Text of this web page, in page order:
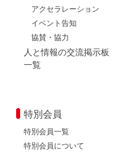
アクセラレーション
イベント告知
協賛・協力
人と情報の交流掲示板
一覧
特別会員
特別会員一覧
特別会員について